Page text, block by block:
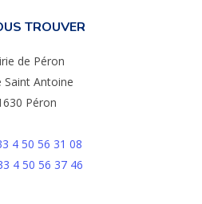
TROUVER
de Péron
Saint Antoine
Péron
4 50 56 31 08
4 50 56 37 46